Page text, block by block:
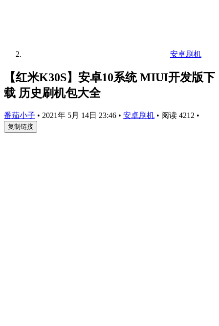
安卓刷机
【红米K30S】安卓10系统 MIUI开发版下
载 历史刷机包大全
番茄小子 • 2021年 5月 14日 23:46 • 安卓刷机 • 阅读 4212 •
复制链接